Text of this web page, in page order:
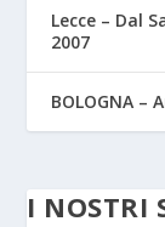
Lecce – Dal
2007
BOLOGNA –
I NOSTRI